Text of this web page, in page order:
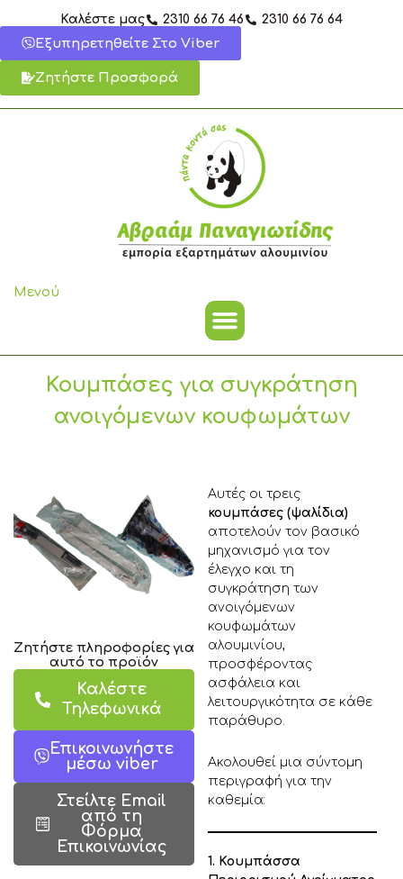
στο
περιεχόμενο
Καλέστε μας 2310 66 76 46 2310 66 76 64
Εξυπηρετηθείτε Στο Viber
Ζητήστε Προσφορά
Μενού
Κουμπάσες για συγκράτηση
ανοιγόμενων κουφωμάτων
Ζητήστε πληροφορίες για
αυτό το προϊόν
Καλέστε
Τηλεφωνικά
Επικοινωνήστε
μέσω viber
Στείλτε Email
από τη
Φόρμα
Επικοινωνίας
Αυτές οι τρεις
κουμπάσες (ψαλίδια)
αποτελούν τον βασικό
μηχανισμό για τον
έλεγχο και τη
συγκράτηση των
ανοιγόμενων
κουφωμάτων
αλουμινίου,
προσφέροντας
ασφάλεια και
λειτουργικότητα σε κάθε
παράθυρο.
Ακολουθεί μια σύντομη
περιγραφή για την
καθεμία:
1. Κουμπάσσα